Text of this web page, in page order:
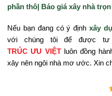
phần thô| Báo giá xây nhà
Nếu bạn đang có ý địnhxây
với chúng tôi để được tư
TRÚC ƯU VIỆTluôn đồng
xây nên ngôi nhà mơ ước. Xin